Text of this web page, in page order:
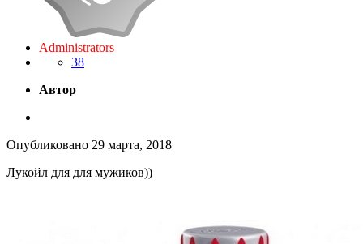
Administrators
38
Автор
Опубликовано 29 марта, 2018
Лукойл для для мужиков))